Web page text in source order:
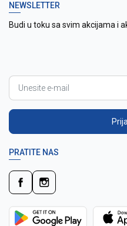
NEWSLETTER
Budi u toku sa svim akcijama i
PRATITE NAS